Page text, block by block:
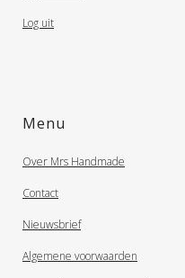
Log uit
Menu
Over Mrs Handmade
Contact
Nieuwsbrief
Algemene voorwaarden